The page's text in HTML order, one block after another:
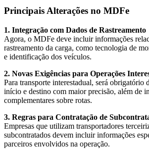
Principais Alterações no MDFe
1. Integração com Dados de Rastreamento
Agora, o MDFe deve incluir informações
rastreamento da carga, como tecnologia de
e identificação dos veículos.
2. Novas Exigências para Operações
Para transporte interestadual, será obrigatório
início e destino com maior precisão, além de
complementares sobre rotas.
3. Regras para Contratação de
Empresas que utilizam transportadores
subcontratados devem incluir informações
parceiros envolvidos na operação.